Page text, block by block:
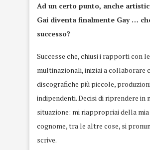
Ad un certo punto, anche
Gai diventa finalmente Gay …
successo?
Successe che, chiusi i rapporti con le
multinazionali, iniziai a collaborare
discografiche più piccole, produzioni
indipendenti. Decisi di riprendere in
situazione: mi riappropriai della mia
cognome, tra le altre cose, si
scrive.